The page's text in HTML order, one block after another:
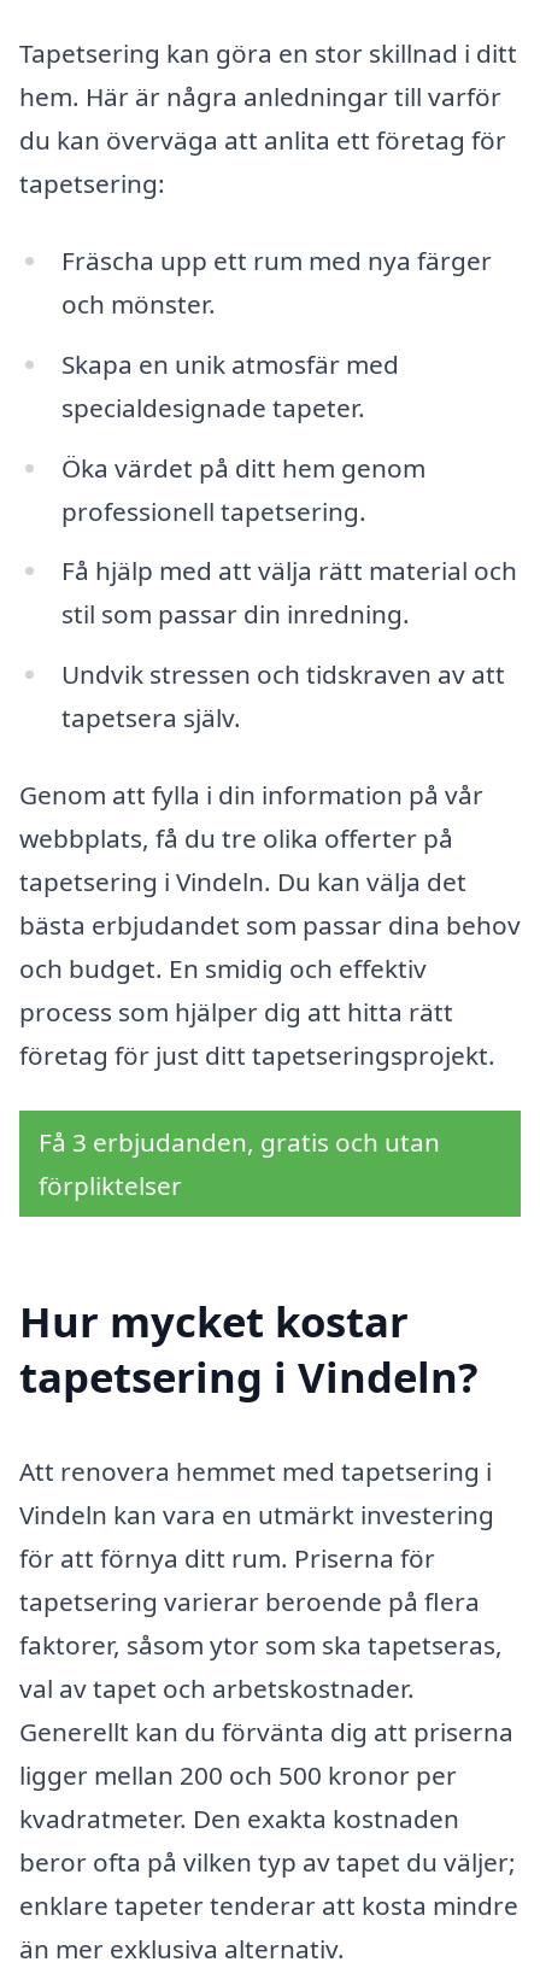
Tapetsering kan göra en stor skillnad i ditt
hem. Här är några anledningar till varför
du kan överväga att anlita ett företag för
tapetsering:
Fräscha upp ett rum med nya färger
och mönster.
Skapa en unik atmosfär med
specialdesignade tapeter.
Öka värdet på ditt hem genom
professionell tapetsering.
Få hjälp med att välja rätt material och
stil som passar din inredning.
Undvik stressen och tidskraven av att
tapetsera själv.
Genom att fylla i din information på vår
webbplats, få du tre olika offerter på
tapetsering i Vindeln. Du kan välja det
bästa erbjudandet som passar dina behov
och budget. En smidig och effektiv
process som hjälper dig att hitta rätt
företag för just ditt tapetseringsprojekt.
Få 3 erbjudanden, gratis och utan
förpliktelser
Hur mycket kostar
tapetsering i Vindeln?
Att renovera hemmet med tapetsering i
Vindeln kan vara en utmärkt investering
för att förnya ditt rum. Priserna för
tapetsering varierar beroende på flera
faktorer, såsom ytor som ska tapetseras,
val av tapet och arbetskostnader.
Generellt kan du förvänta dig att priserna
ligger mellan 200 och 500 kronor per
kvadratmeter. Den exakta kostnaden
beror ofta på vilken typ av tapet du väljer;
enklare tapeter tenderar att kosta mindre
än mer exklusiva alternativ.